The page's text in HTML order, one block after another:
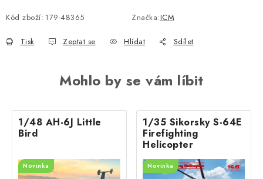
Kód zboží: 179-48365 Značka:ICM
Tisk Zeptat se Hlídat Sdílet
Mohlo by se vám líbit
1/48 AH-6J Little
Bird
Novinka
1/35 Sikorsky S-64E
Firefighting
Helicopter
Novinka